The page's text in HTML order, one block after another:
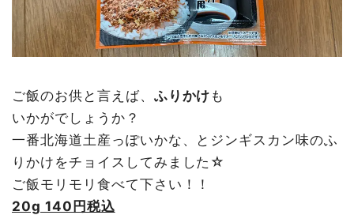
ご飯のお供と言えば、 ふりかけ も
いかがでしょうか？
一番北海道土産っぽいかな、とジンギスカン味のふ
りかけをチョイスしてみました☆
ご飯モリモリ食べて下さい！！
20g 140円税込